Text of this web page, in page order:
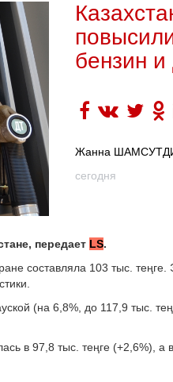
бензин и
Жанна
сегодня
передает LS.
составляла 103 тыс.
(на 6,8%, до 117,9 тыс.
в 97,8 тыс. теңге (+2,6%), а